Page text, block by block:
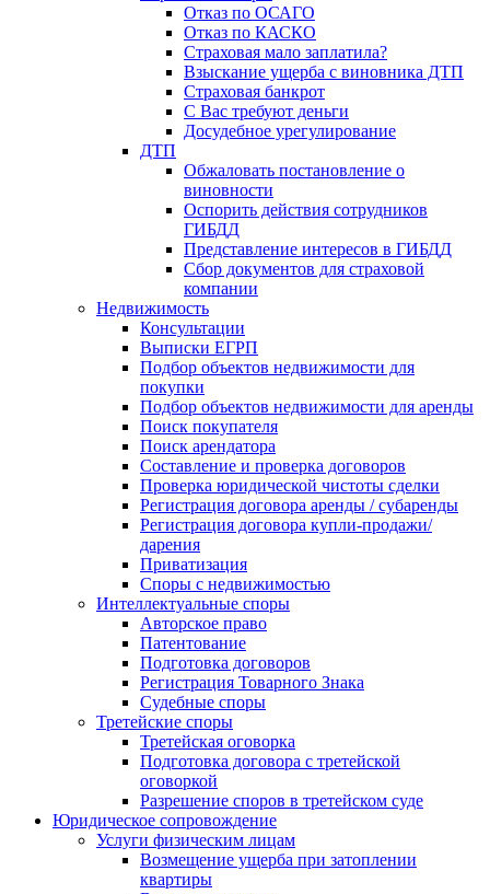
Отказ по ОСАГО
Отказ по КАСКО
Страховая мало заплатила?
Взыскание ущерба с виновника ДТП
Страховая банкрот
С Вас требуют деньги
Досудебное урегулирование
ДТП
Обжаловать постановление о
виновности
Оспорить действия сотрудников
ГИБДД
Представление интересов в ГИБДД
Сбор документов для страховой
компании
Недвижимость
Консультации
Выписки ЕГРП
Подбор объектов недвижимости для
покупки
Подбор объектов недвижимости для аренды
Поиск покупателя
Поиск арендатора
Составление и проверка договоров
Проверка юридической чистоты сделки
Регистрация договора аренды / субаренды
Регистрация договора купли-продажи/
дарения
Приватизация
Cпоры с недвижимостью
Интеллектуальные споры
Авторское право
Патентование
Подготовка договоров
Регистрация Товарного Знака
Судебные споры
Третейские споры
Третейская оговорка
Подготовка договора с третейской
оговоркой
Разрешение споров в третейском суде
Юридическое сопровождение
Услуги физическим лицам
Возмещение ущерба при затоплении
квартиры